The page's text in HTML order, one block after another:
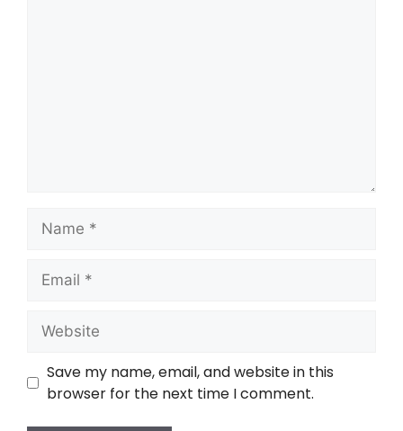
Save my name, email, and website in this
browser for the next time I comment.